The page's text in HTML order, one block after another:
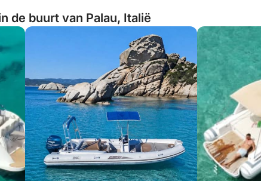
de buurt van Palau, Italië